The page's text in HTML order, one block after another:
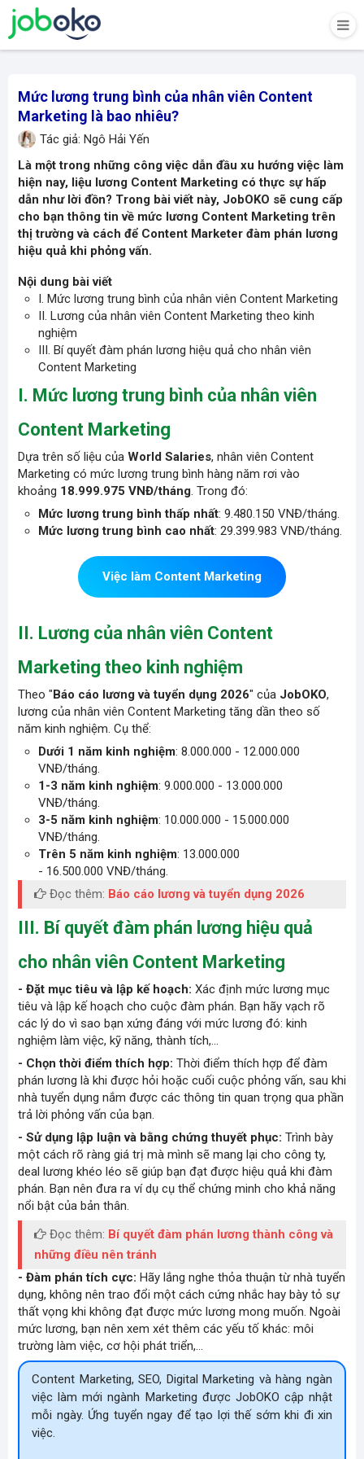
Mức lương trung bình của nhân viên Content
Marketing là bao nhiêu?
Tác giả: Ngô Hải Yến
Là một trong những công việc dẫn đầu xu hướng việc làm
hiện nay, liệu lương Content Marketing có thực sự hấp
dẫn như lời đồn? Trong bài viết này, JobOKO sẽ cung cấp
cho bạn thông tin về mức lương Content Marketing trên
thị trường và cách để Content Marketer đàm phán lương
hiệu quả khi phỏng vấn.
Nội dung bài viết
I. Mức lương trung bình của nhân viên Content Marketing
II. Lương của nhân viên Content Marketing theo kinh
nghiệm
III. Bí quyết đàm phán lương hiệu quả cho nhân viên
Content Marketing
I. Mức lương trung bình của nhân viên
Content Marketing
Dựa trên số liệu của World Salaries, nhân viên Content
Marketing có mức lương trung bình hàng năm rơi vào
khoảng 18.999.975 VNĐ/tháng. Trong đó:
Mức lương trung bình thấp nhất: 9.480.150 VNĐ/tháng.
Mức lương trung bình cao nhất: 29.399.983 VNĐ/tháng.
Việc làm Content Marketing
II. Lương của nhân viên Content
Marketing theo kinh nghiệm
Theo "Báo cáo lương và tuyển dụng 2026" của JobOKO,
lương của nhân viên Content Marketing tăng dần theo số
năm kinh nghiệm. Cụ thể:
Dưới 1 năm kinh nghiệm: 8.000.000 - 12.000.000
VNĐ/tháng.
1-3 năm kinh nghiệm: 9.000.000 - 13.000.000
VNĐ/tháng.
3-5 năm kinh nghiệm: 10.000.000 - 15.000.000
VNĐ/tháng.
Trên 5 năm kinh nghiệm: 13.000.000
- 16.500.000 VNĐ/tháng.
Đọc thêm: Báo cáo lương và tuyển dụng 2026
III. Bí quyết đàm phán lương hiệu quả
cho nhân viên Content Marketing
- Đặt mục tiêu và lập kế hoạch: Xác định mức lương mục
tiêu và lập kế hoạch cho cuộc đàm phán. Bạn hãy vạch rõ
các lý do vì sao bạn xứng đáng với mức lương đó: kinh
nghiệm làm việc, kỹ năng, thành tích,...
- Chọn thời điểm thích hợp: Thời điểm thích hợp để đàm
phán lương là khi được hỏi hoặc cuối cuộc phỏng vấn, sau khi
nhà tuyển dụng nắm được các thông tin quan trọng qua phần
trả lời phỏng vấn của bạn.
- Sử dụng lập luận và bằng chứng thuyết phục: Trình bày
một cách rõ ràng giá trị mà mình sẽ mang lại cho công ty,
deal lương khéo léo sẽ giúp bạn đạt được hiệu quả khi đàm
phán. Bạn nên đưa ra ví dụ cụ thể chứng minh cho khả năng
nổi bật của bản thân.
Đọc thêm: Bí quyết đàm phán lương thành công và
những điều nên tránh
- Đàm phán tích cực: Hãy lắng nghe thỏa thuận từ nhà tuyển
dụng, không nên trao đổi một cách cứng nhắc hay bày tỏ sự
thất vọng khi không đạt được mức lương mong muốn. Ngoài
mức lương, bạn nên xem xét thêm các yếu tố khác: môi
trường làm việc, cơ hội phát triển,...
Content Marketing, SEO, Digital Marketing và hàng ngàn
việc làm mới ngành Marketing được JobOKO cập nhật
mỗi ngày. Ứng tuyển ngay để tạo lợi thế sớm khi đi xin
việc.